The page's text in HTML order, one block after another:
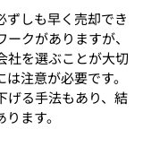
ずしも早く売却でき
クがありますが、
社を選ぶことが大切
注意が必要です。
げる手法もあり、結
ます。